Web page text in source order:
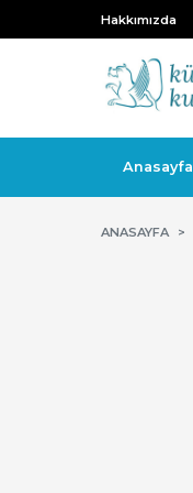
Hakkımızda
Anasayfa
ANASAYFA